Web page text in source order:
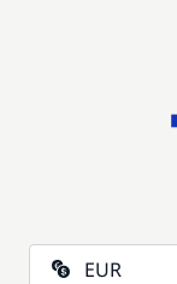
EUR